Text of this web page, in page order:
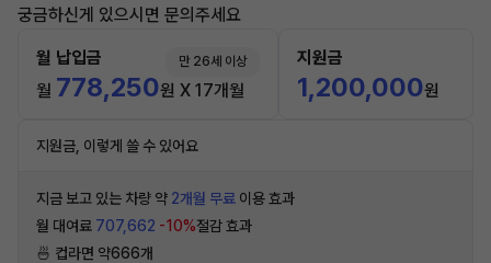
궁금하신게 있으시면 문의주세요
월 납입금 만 26세 이상
월 778,250원 X 17개월
지원금
1,200,000원
지원금, 이렇게 쓸 수 있어요
지금 보고 있는 차량 약 2개월 무료 이용 효과
월 대여료 707,662 -10%절감 효과
🍜 컵라면 약666개